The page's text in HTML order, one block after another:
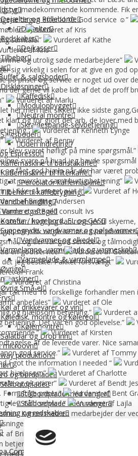
Dejælter og Rulleborde
Dejælter
Redskaber
Dejkasser
Tilbehør
& salgsboder
Diskløsninger
Kaffedisk
Modulopbygget
Neutral montre
Skraldespande-selvbetjening
Salgsboder
Uden indreting
Espresso
Kaffemaskine til baristakaffe
Kaffemaskiner til filterkaffe
Percolator kaffemaskine
Tilbehør til kaffebrygning
Vandbehandling
og stege
Komfur / kogebord, EL og GAS
Suppegryde, vandvarmer og pølsevarmer
Vandvarmer og elkedel
Varmelampe, varmeplade og varmeskab
Varmeplade & varmlampe
Øvrige
Øvrig Små-el
Køl af drikkevarer og vin
Køledisk, montre og kølereol
Kølemontre
Salatbar og Drop inn
microovn
produktion
og bordplade
Stålbordplade
Stålbordplade med vanger
Stålbordplade uden vanger
og redskaber
Company
og imødekommende kommende. Fik
dagen efter kl.10. God service ☺”
Vurderet af Kris
samtale.”
Vurderet af Käthe
af Kris
og utrolig søde medarbejdere”
sig virkelig i selen for at give en god
på priser og service er noget ud over
der gerne vil købe lidt af det de proff
Vurderet af Marlu
her,men helt sikkert ikke sidste
klart og for gjort det arb, de lover med
Vurderet af Kenneth Lynge
Vurderet af Benny
blev svaret høfligt på mine spørgsmål.”
svare på hvad jeg havde spørgsmål
og fået god hjælp når der har været
at overskue samt hurtig betjening”
! Ikke så meget pjat “
Vurderet af
af Birgitte Andersen
Vurderet af Build consult Ivs
steder, hvor jeg kan rose jer til
men fik nogle seriøse svar på mine
og der var god service og
en god service!”
Vurderet af
jeg bestilte. Pakket forsvarligt”
af Frank
Vurderet af Christina
talt med 10 forskellige forhandler men
anbefales”
Vurderet af Ole
og hjælpsom betjening.”
Vurderet
betjening. Det var en god oplevelse.”
Vurderet af Kirsten
af de leverede varer. Nice
god service.”
Vurderet af
I got the information I needed “
hjælpsom”
Vurderet af Charlotte
og ok priser”
Vurderet af Bendt
Fornuftige priser.”
Vurderet af Bent
lev. God service.”
Vurderet af Lajla
Kanon med en medarbejder der
som vi kan bruge til noget. For
af Brian Nielsen
betjeningen i butikken var til 13 med
det samme “